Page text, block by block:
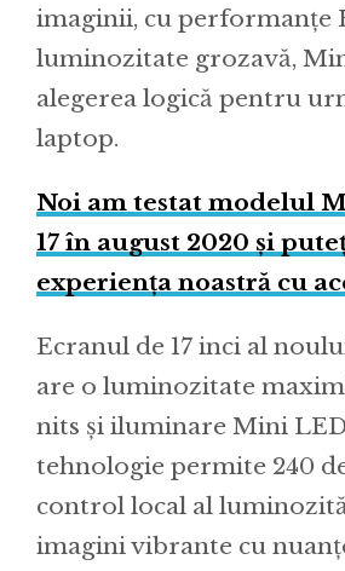
imaginii, cu performanțe
luminozitate grozavă,
alegerea logică pentru
laptop.
Noi am testat modelul
17 în august 2020 și
experiența noastră cu
Ecranul de 17 inci al
are o luminozitate
nits și iluminare Mini
tehnologie permite 240
control local al
imagini vibrante cu